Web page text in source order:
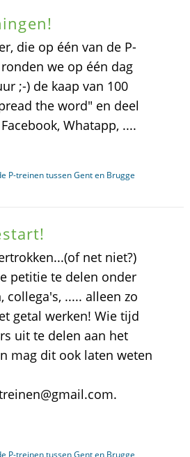
die op één van de P-
we op één dag
;-) de kaap van 100
the word" en deel
Whatapp, ....
P-treinen tussen Gent en Brugge
net niet?)
petitie te delen onder
collega's, ..... alleen zo
getal werken! Wie tijd
uit te delen aan het
mag dit ook laten weten
P-treinen tussen Gent en Brugge